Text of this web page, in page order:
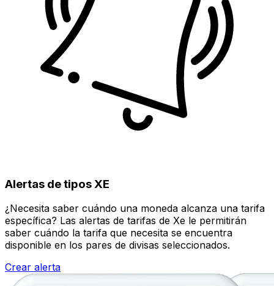
Alertas de tipos XE
¿Necesita saber cuándo una moneda alcanza una tarifa
específica? Las alertas de tarifas de Xe le permitirán
saber cuándo la tarifa que necesita se encuentra
disponible en los pares de divisas seleccionados.
Crear alerta